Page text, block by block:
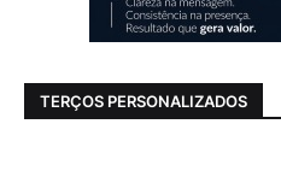
TERÇOS PERSONALIZADOS